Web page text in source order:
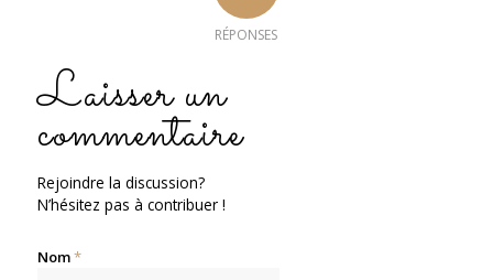
RÉPONSES
Laisser un
commentaire
Rejoindre la discussion?
N’hésitez pas à contribuer !
Nom*